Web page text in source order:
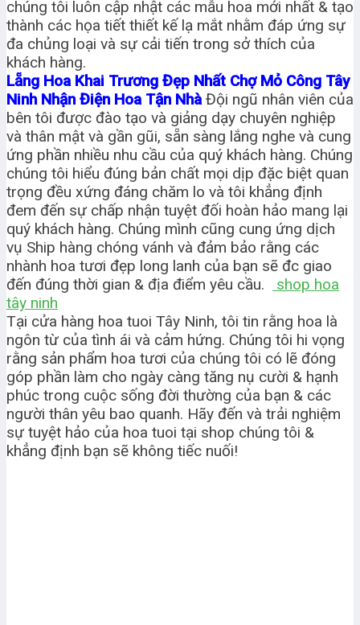
chúng tôi luôn cập nhật các mẫu hoa mới nhất & tạo
thành các họa tiết thiết kế lạ mắt nhằm đáp ứng sự
đa chủng loại và sự cải tiến trong sở thích của
khách hàng.
Lẵng Hoa Khai Trương Đẹp Nhất Chợ Mỏ Công Tây
Ninh Nhận Điện Hoa Tận NhàĐội ngũ nhân viên của
bên tôi được đào tạo và giảng dạy chuyên nghiệp
và thân mật và gần gũi, sẵn sàng lắng nghe và cung
ứng phần nhiều nhu cầu của quý khách hàng. Chúng
chúng tôi hiểu đúng bản chất mọi dịp đặc biệt quan
trọng đều xứng đáng chăm lo và tôi khẳng định
đem đến sự chấp nhận tuyệt đối hoàn hảo mang lại
quý khách hàng. Chúng mình cũng cung ứng dịch
vụ Ship hàng chóng vánh và đảm bảo rằng các
nhành hoa tươi đẹp long lanh của bạn sẽ đc giao
đến đúng thời gian & địa điểm yêu cầu.
shop hoa
tây ninh
Tại cửa hàng hoa tuoi Tây Ninh, tôi tin rằng hoa là
ngôn từ của tình ái và cảm hứng. Chúng tôi hi vọng
rằng sản phẩm hoa tươi của chúng tôi có lẽ đóng
góp phần làm cho ngày càng tăng nụ cười & hạnh
phúc trong cuộc sống đời thường của bạn & các
người thân yêu bao quanh. Hãy đến và trải nghiệm
sự tuyệt hảo của hoa tuoi tại shop chúng tôi &
khẳng định bạn sẽ không tiếc nuối!